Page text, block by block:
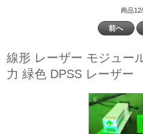
商品
前へ
線形 レーザー モジュー
力 緑色 DPSS レーザー